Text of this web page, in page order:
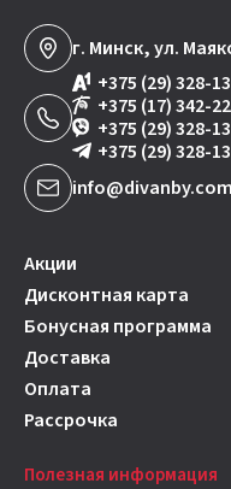
г. Минск, ул.
+375 (29) 328-
+375 (17) 342-
+375 (29) 328-
+375 (29) 328-
info@divanby.com
Акции
Дисконтная карта
Бонусная программа
Доставка
Оплата
Рассрочка
Полезная информация